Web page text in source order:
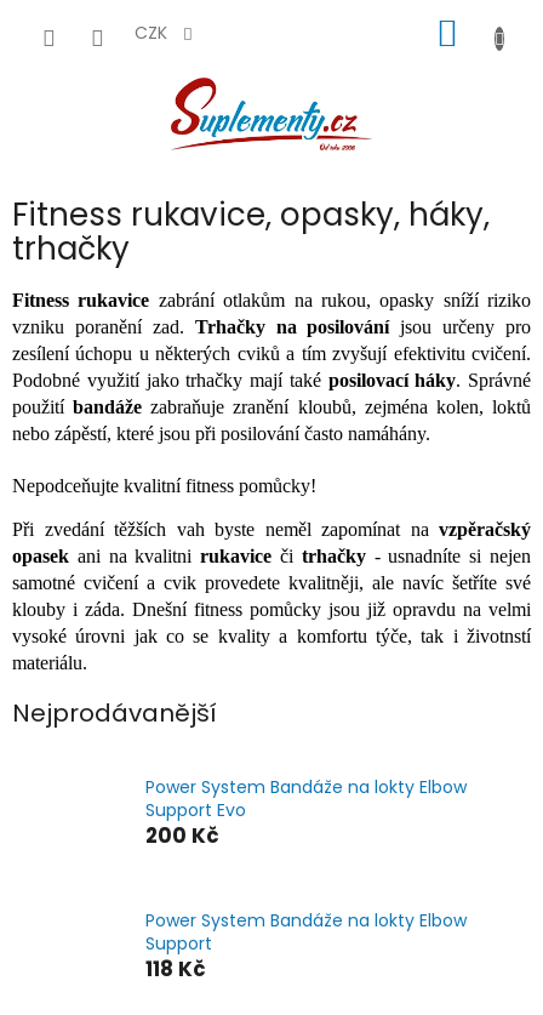
CZK
KOŠÍK
Fitness rukavice, opasky, háky,
trhačky
Fitness rukavice zabrání otlakům na rukou, opasky sníží riziko
vzniku poranění zad. Trhačky na posilováníjsou určeny pro
zesílení úchopu u některých cviků a tím zvyšují efektivitu cvičení.
Podobné využití jako trhačky mají také posilovací háky. Správné
použitíbandážezabraňuje zranění kloubů, zejména kolen, loktů
nebo zápěstí, které jsou při posilování často namáhány.
Nepodceňujte kvalitní fitness pomůcky!
Při zvedání těžších vah byste neměl zapomínat na vzpěračský
opasek ani na kvalitnirukavice či trhačky- usnadníte si nejen
samotné cvičení a cvik provedete kvalitněji, ale navíc šetříte své
klouby i záda. Dnešní fitness pomůcky jsou již opravdu na velmi
vysoké úrovni jak co se kvality a komfortu týče, tak i životnstí
materiálu.
Nejprodávanější
Power System Bandáže na lokty Elbow
Support Evo
200 Kč
Power System Bandáže na lokty Elbow
Support
118 Kč